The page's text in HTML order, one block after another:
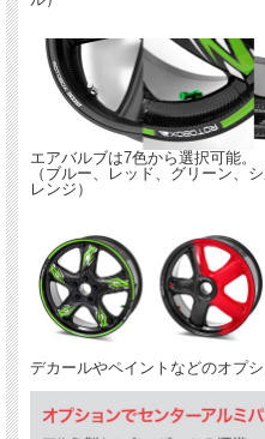
品番：
フロント 17x3.5 : FA70350306
リア 17x5.5 : RA70550708
---------------------------
適合車種：
GSX R750 /R600 2008-2010
フロント 17x3.5 : FA70350307
リア 17x6.0 : RA70600708
---------------------------
適合車種：
GSX R750 /R600 2008-2010
品番：
リア 17x5.5 : RA70550708
エアバルブは7色から選択可能。
（ブルー、レッド、グリーン、
レンジ）
デカールやペイントなどのオプシ